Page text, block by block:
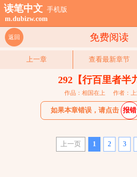
读笔中文 手机版
m.dubizw.com
免费阅读
返回
上一章 查看最新章节
292【行百里者半
作品：相国在上 作者：
如果本章错误，请点击 报错
上一页 1 2 3